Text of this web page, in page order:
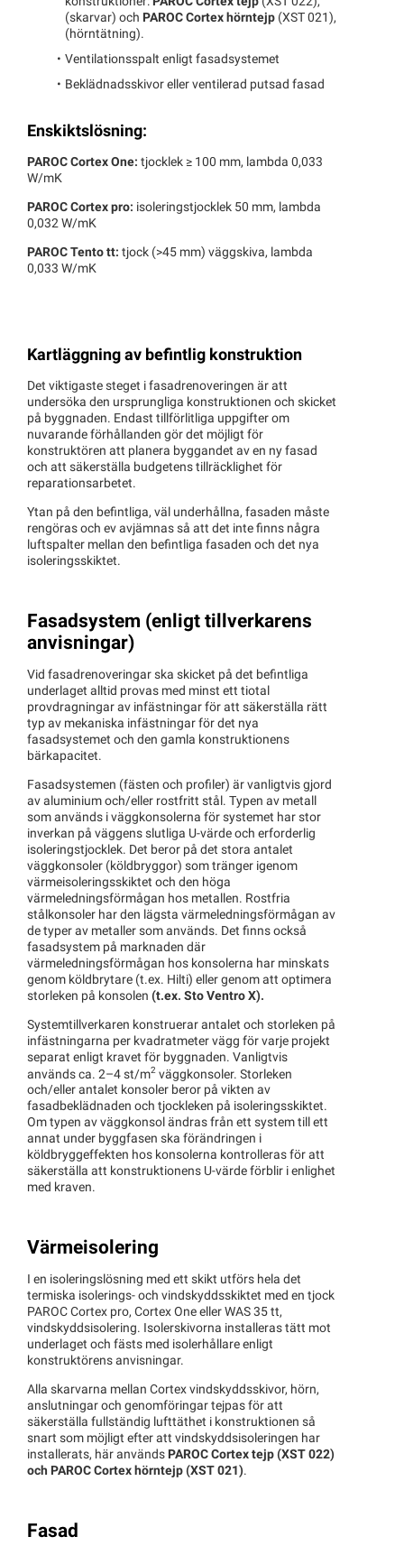
(skarvar) och PAROC Cortex hörntejp (XST 021),
(hörntätning).
Ventilationsspalt enligt fasadsystemet
Beklädnadsskivor eller ventilerad putsad fasad
Enskiktslösning:
PAROC Cortex One: tjocklek ≥ 100 mm, lambda 0,033
W/mK
PAROC Cortex pro: isoleringstjocklek 50 mm, lambda
0,032 W/mK
PAROC Tento tt: tjock (>45 mm) väggskiva, lambda
0,033 W/mK
Kartläggning av befintlig konstruktion
Det viktigaste steget i fasadrenoveringen är att
undersöka den ursprungliga konstruktionen och skicket
på byggnaden. Endast tillförlitliga uppgifter om
nuvarande förhållanden gör det möjligt för
konstruktören att planera byggandet av en ny fasad
och att säkerställa budgetens tillräcklighet för
reparationsarbetet.
Ytan på den befintliga, väl underhållna, fasaden måste
rengöras och ev avjämnas så att det inte finns några
luftspalter mellan den befintliga fasaden och det nya
isoleringsskiktet.
Fasadsystem (enligt tillverkarens
anvisningar)
Vid fasadrenoveringar ska skicket på det befintliga
underlaget alltid provas med minst ett tiotal
provdragningar av infästningar för att säkerställa rätt
typ av mekaniska infästningar för det nya
fasadsystemet och den gamla konstruktionens
bärkapacitet.
Fasadsystemen (fästen och profiler) är vanligtvis gjord
av aluminium och/eller rostfritt stål. Typen av metall
som används i väggkonsolerna för systemet har stor
inverkan på väggens slutliga U-värde och erforderlig
isoleringstjocklek. Det beror på det stora antalet
väggkonsoler (köldbryggor) som tränger igenom
värmeisoleringsskiktet och den höga
värmeledningsförmågan hos metallen. Rostfria
stålkonsoler har den lägsta värmeledningsförmågan av
de typer av metaller som används. Det finns också
fasadsystem på marknaden där
värmeledningsförmågan hos konsolerna har minskats
genom köldbrytare (t.ex. Hilti) eller genom att optimera
storleken på konsolen (t.ex. Sto Ventro X).
Systemtillverkaren konstruerar antalet och storleken på
infästningarna per kvadratmeter vägg för varje projekt
separat enligt kravet för byggnaden. Vanligtvis
används ca. 2–4 st/m2 väggkonsoler. Storleken
och/eller antalet konsoler beror på vikten av
fasadbeklädnaden och tjockleken på isoleringsskiktet.
Om typen av väggkonsol ändras från ett system till ett
annat under byggfasen ska förändringen i
köldbryggeffekten hos konsolerna kontrolleras för att
säkerställa att konstruktionens U-värde förblir i enlighet
med kraven.
Värmeisolering
I en isoleringslösning med ett skikt utförs hela det
termiska isolerings- och vindskyddsskiktet med en tjock
PAROC Cortex pro, Cortex One eller WAS 35 tt,
vindskyddsisolering. Isolerskivorna installeras tätt mot
underlaget och fästs med isolerhållare enligt
konstruktörens anvisningar.
Alla skarvarna mellan Cortex vindskyddsskivor, hörn,
anslutningar och genomföringar tejpas för att
säkerställa fullständig lufttäthet i konstruktionen så
snart som möjligt efter att vindskyddsisoleringen har
installerats, här används PAROC Cortex tejp (XST 022)
och PAROC Cortex hörntejp (XST 021).
Fasad